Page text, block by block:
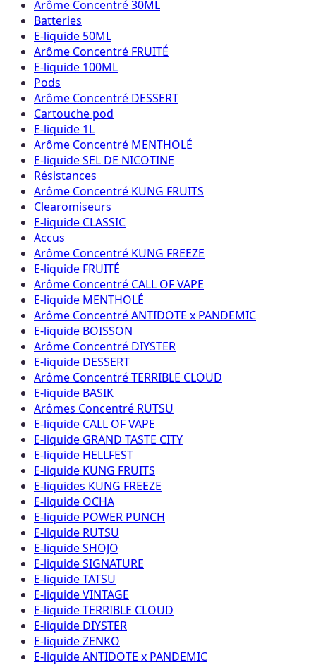
Arôme Concentré 30ML
Batteries
E-liquide 50ML
Arôme Concentré FRUITÉ
E-liquide 100ML
Pods
Arôme Concentré DESSERT
Cartouche pod
E-liquide 1L
Arôme Concentré MENTHOLÉ
E-liquide SEL DE NICOTINE
Résistances
Arôme Concentré KUNG FRUITS
Clearomiseurs
E-liquide CLASSIC
Accus
Arôme Concentré KUNG FREEZE
E-liquide FRUITÉ
Arôme Concentré CALL OF VAPE
E-liquide MENTHOLÉ
Arôme Concentré ANTIDOTE x PANDEMIC
E-liquide BOISSON
Arôme Concentré DIYSTER
E-liquide DESSERT
Arôme Concentré TERRIBLE CLOUD
E-liquide BASIK
Arômes Concentré RUTSU
E-liquide CALL OF VAPE
E-liquide GRAND TASTE CITY
E-liquide HELLFEST
E-liquide KUNG FRUITS
E-liquides KUNG FREEZE
E-liquide OCHA
E-liquide POWER PUNCH
E-liquide RUTSU
E-liquide SHOJO
E-liquide SIGNATURE
E-liquide TATSU
E-liquide VINTAGE
E-liquide TERRIBLE CLOUD
E-liquide DIYSTER
E-liquide ZENKO
E-liquide ANTIDOTE x PANDEMIC